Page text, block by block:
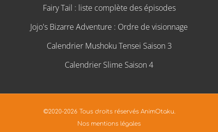
Fairy Tail : liste complète des épisodes
Jojo's Bizarre Adventure : Ordre de visionnage
Calendrier Mushoku Tensei Saison 3
Calendrier Slime Saison 4
©2020-2026 Tous droits réservés AnimOtaku.
Nos mentions légales